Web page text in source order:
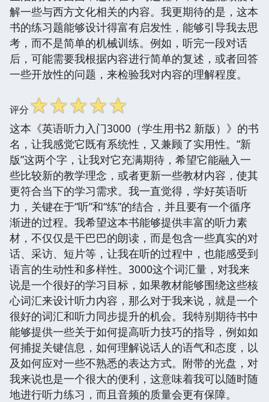
解一些与西方文化相关的内容。我更期待的是，这本
书的练习题能够设计得富有启发性，能够引导我去思
考，而不是简单的机械训练。例如，听完一段对话
后，可能需要我根据内容进行简单的复述，或者回答
一些开放性的问题，来检验我对内容的理解程度。
评分☆☆☆☆☆
这本《英语听力入门3000（学生用书2 新版）》的书
名，让我感觉它既有系统性，又兼顾了实用性。“新
版”这两个字，让我对它充满期待，希望它能融入一
些比较新的教学理念，或者更新一些教材内容，使其
更符合当下的学习需求。我一直觉得，学好英语听
力，关键在于“听”和“练”的结合，并且要有一个循序
渐进的过程。我希望这本书能够提供丰富的听力素
材，不仅仅是干巴巴的朗读，而是包含一些真实的对
话、采访、短片等，让我在听的过程中，也能感受到
语言的生动性和多样性。3000这个词汇量，对我来
说是一个很好的学习目标，如果教材能够围绕这些核
心词汇来设计听力内容，那么对于我来说，就是一个
很好的词汇和听力同步提升的机会。我特别期待书中
能够提供一些关于如何提高听力技巧的指导，例如如
何捕捉关键信息，如何理解说话人的语气和态度，以
及如何应对一些不熟悉的表达方式。附带的光盘，对
我来说也是一个很大的便利，这意味着我可以随时随
地进行听力练习，而且音频的质量会更有保障。